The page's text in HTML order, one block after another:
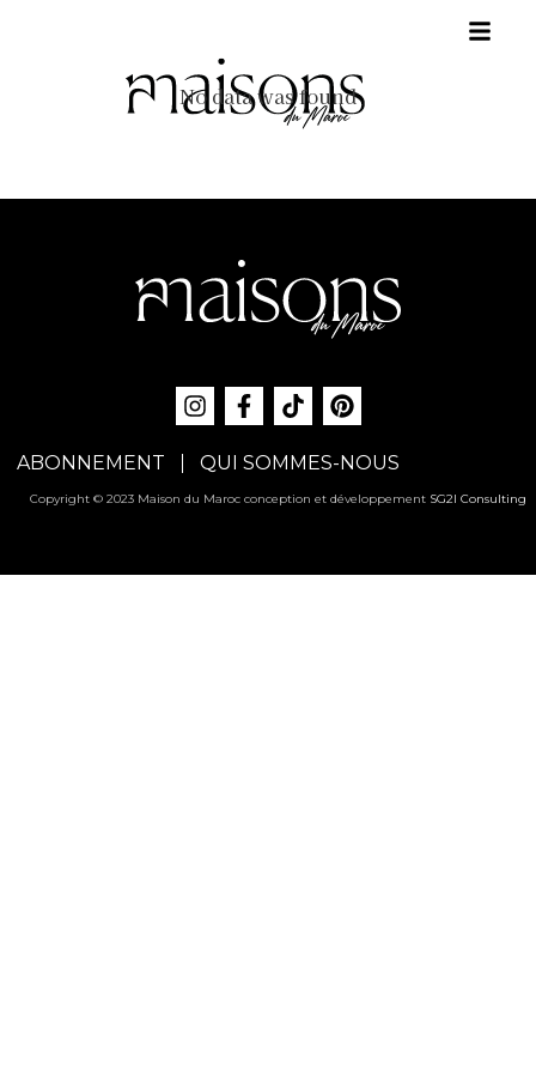
No data was found
ABONNEMENT QUI SOMMES-NOUS
Copyright © 2023 Maison du Maroc conception et développement SG2I Consulting